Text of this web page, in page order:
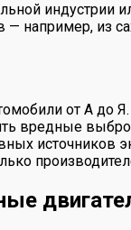
индустрии
— например, из
от А до
вредные